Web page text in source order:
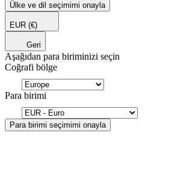
Ülke ve dil seçimimi onayla
EUR (€)
Geri
Aşağıdan para biriminizi seçin
Coğrafi bölge
Para birimi
Para birimi seçimimi onayla